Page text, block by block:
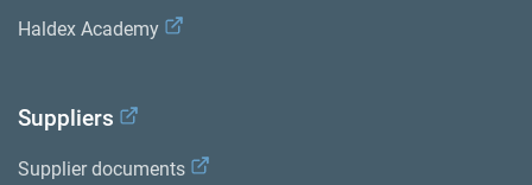
Haldex Academy
Suppliers
Supplier documents